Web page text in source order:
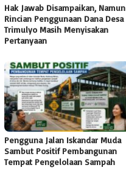
Hak Jawab Disampaikan, Namun
Rincian Penggunaan Dana Desa
Trimulyo Masih Menyisakan
Pertanyaan
Pengguna Jalan Iskandar Muda
Sambut Positif Pembangunan
Tempat Pengelolaan Sampah